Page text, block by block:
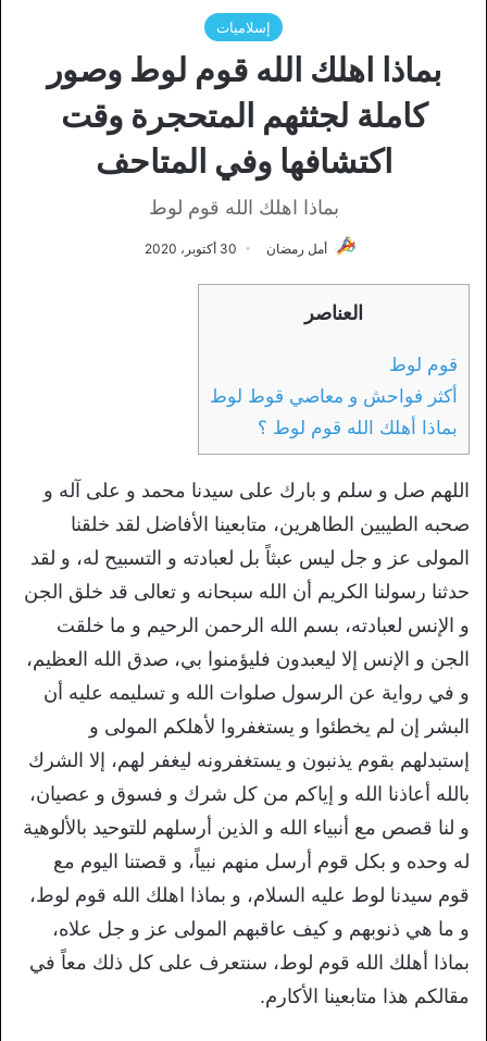
إسلاميات
بماذا اهلك الله قوم لوط وصور
كاملة لجثثهم المتحجرة وقت
اكتشافها وفي المتاحف
بماذا اهلك الله قوم لوط
أمل رمضان 30 أكتوبر، 2020
العناصر
قوم لوط
أكثر فواحش و معاصي قوط لوط
بماذا أهلك الله قوم لوط ؟
اللهم صل و سلم و بارك على سيدنا محمد و على آله و
صحبه الطيبين الطاهرين، متابعينا الأفاضل لقد خلقنا
المولى عز و جل ليس عبثاً بل لعبادته و التسبيح له، و لقد
حدثنا رسولنا الكريم أن الله سبحانه و تعالى قد خلق الجن
و الإنس لعبادته، بسم الله الرحمن الرحيم و ما خلقت
الجن و الإنس إلا ليعبدون فليؤمنوا بي، صدق الله العظيم،
و في رواية عن الرسول صلوات الله و تسليمه عليه أن
البشر إن لم يخطئوا و يستغفروا لأهلكم المولى و
إستبدلهم بقوم يذنبون و يستغفرونه ليغفر لهم، إلا الشرك
بالله أعاذنا الله و إياكم من كل شرك و فسوق و عصيان،
و لنا قصص مع أنبياء الله و الذين أرسلهم للتوحيد بالألوهية
له وحده و بكل قوم أرسل منهم نبياً، و قصتنا اليوم مع
قوم سيدنا لوط عليه السلام، و بماذا اهلك الله قوم لوط،
و ما هي ذنوبهم و كيف عاقبهم المولى عز و جل علاه،
بماذا أهلك الله قوم لوط، سنتعرف على كل ذلك معاً في
مقالكم هذا متابعينا الأكارم.